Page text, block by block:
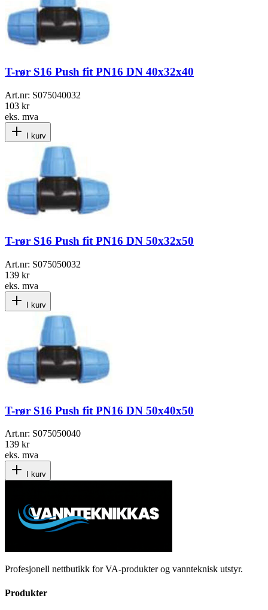
T-rør S16 Push fit PN16 DN 40x32x40
Art.nr: S075040032
103 kr
eks. mva
I kurv
T-rør S16 Push fit PN16 DN 50x32x50
Art.nr: S075050032
139 kr
eks. mva
I kurv
T-rør S16 Push fit PN16 DN 50x40x50
Art.nr: S075050040
139 kr
eks. mva
I kurv
Profesjonell nettbutikk for VA-produkter og vannteknisk utstyr.
Produkter